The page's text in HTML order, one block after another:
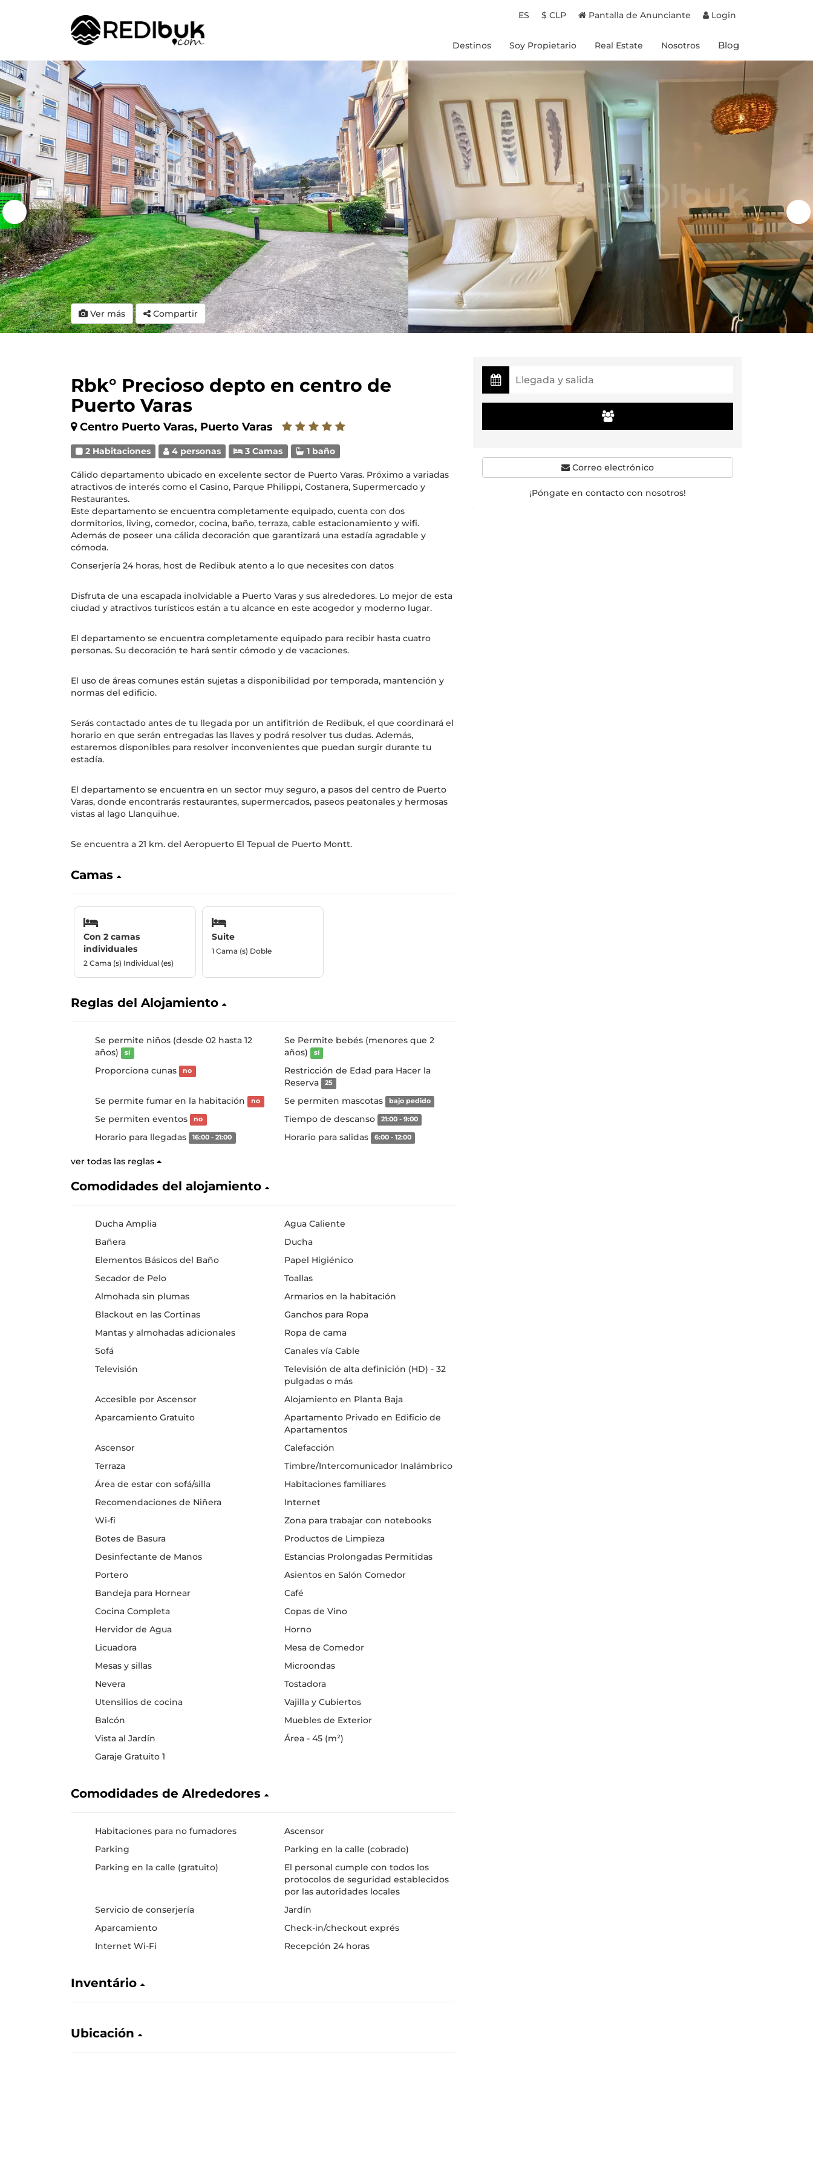
ES $ CLP Pantalla de Anunciante Login
Destinos
Colombia
Soy Propietario Real Estate
Proyectos en Chile
Proyectos en Brasil
Propiedades a la venta
Beneficios
Nosotros Blog
Destinos
Propietarios
Ver más Compartir
Rbk° Precioso depto en centro de
Puerto Varas
Centro Puerto Varas, Puerto Varas
2 Habitaciones 4 personas 3 Camas 1 baño
Cálido departamento ubicado en excelente sector de Puerto Varas. Próximo a variadas
atractivos de interés como el Casino, Parque Philippi, Costanera, Supermercado y
Restaurantes.
Este departamento se encuentra completamente equipado, cuenta con dos
dormitorios, living, comedor, cocina, baño, terraza, cable estacionamiento y wifi.
Además de poseer una cálida decoración que garantizará una estadía agradable y
cómoda.
Conserjería 24 horas, host de Redibuk atento a lo que necesites con datos
Disfruta de una escapada inolvidable a Puerto Varas y sus alrededores. Lo mejor de esta
ciudad y atractivos turísticos están a tu alcance en este acogedor y moderno lugar.
El departamento se encuentra completamente equipado para recibir hasta cuatro
personas. Su decoración te hará sentir cómodo y de vacaciones.
El uso de áreas comunes están sujetas a disponibilidad por temporada, mantención y
normas del edificio.
Serás contactado antes de tu llegada por un antifitrión de Redibuk, el que coordinará el
horario en que serán entregadas las llaves y podrá resolver tus dudas. Además,
estaremos disponibles para resolver inconvenientes que puedan surgir durante tu
estadía.
El departamento se encuentra en un sector muy seguro, a pasos del centro de Puerto
Varas, donde encontrarás restaurantes, supermercados, paseos peatonales y hermosas
vistas al lago Llanquihue.
Se encuentra a 21 km. del Aeropuerto El Tepual de Puerto Montt.
Camas
Con 2 camas
individuales
2 Cama (s) Individual (es)
Suite
1 Cama (s) Doble
Reglas del Alojamiento
Se permite niños (desde 02 hasta 12
años)
sí
Se Permite bebés (menores que 2
años)
sí
Proporciona cunas no
Restricción de Edad para Hacer la
Reserva
25
Se permite fumar en la habitación no Se permiten mascotas bajo pedido
Se permiten eventos no Tiempo de descanso 21:00 - 9:00
Horario para llegadas 16:00 - 21:00 Horario para salidas 6:00 - 12:00
ver todas las reglas
Comodidades del alojamiento
Ducha Amplia
Agua Caliente
Bañera
Ducha
Elementos Básicos del Baño
Papel Higiénico
Secador de Pelo
Toallas
Almohada sin plumas
Armarios en la habitación
Blackout en las Cortinas
Ganchos para Ropa
Mantas y almohadas adicionales
Ropa de cama
Sofá
Canales vía Cable
Televisión
Televisión de alta definición (HD) - 32
pulgadas o más
Accesible por Ascensor
Alojamiento en Planta Baja
Aparcamiento Gratuito
Apartamento Privado en Edificio de
Apartamentos
Ascensor
Calefacción
Terraza
Timbre/Intercomunicador Inalámbrico
Área de estar con sofá/silla
Habitaciones familiares
Recomendaciones de Niñera
Internet
Wi-fi
Zona para trabajar con notebooks
Botes de Basura
Productos de Limpieza
Desinfectante de Manos
Estancias Prolongadas Permitidas
Portero
Asientos en Salón Comedor
Bandeja para Hornear
Café
Cocina Completa
Copas de Vino
Hervidor de Agua
Horno
Licuadora
Mesa de Comedor
Mesas y sillas
Microondas
Nevera
Tostadora
Utensilios de cocina
Vajilla y Cubiertos
Balcón
Muebles de Exterior
Vista al Jardín
Área - 45 (m²)
Garaje Gratuito 1
Comodidades de Alrededores
Habitaciones para no fumadores
Ascensor
Parking
Parking en la calle (cobrado)
Parking en la calle (gratuito)
El personal cumple con todos los
protocolos de seguridad establecidos
por las autoridades locales
Servicio de conserjería
Jardín
Aparcamiento
Check-in/checkout exprés
Internet Wi-Fi
Recepción 24 horas
Inventário
Ubicación
Correo electrónico
¡Póngate en contacto con nosotros!